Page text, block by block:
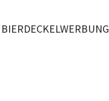
BIERDECKELWERBUNG